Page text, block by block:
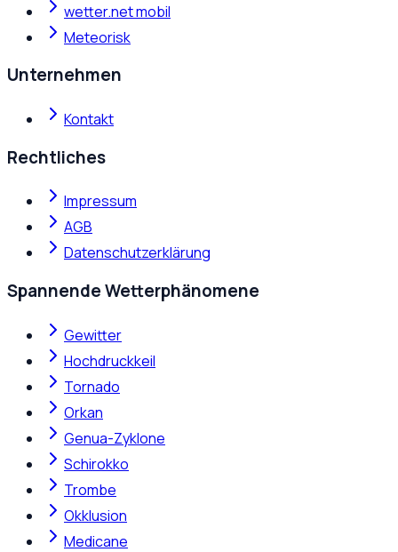
wetter.net mobil
Meteorisk
Unternehmen
Kontakt
Rechtliches
Impressum
AGB
Datenschutzerklärung
Spannende Wetterphänomene
Gewitter
Hochdruckkeil
Tornado
Orkan
Genua-Zyklone
Schirokko
Trombe
Okklusion
Medicane